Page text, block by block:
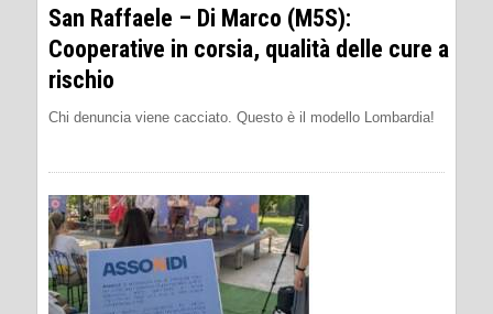
San Raffaele – Di Marco (M5S):
Cooperative in corsia, qualità delle cure a
rischio
Chi denuncia viene cacciato. Questo è il modello Lombardia!